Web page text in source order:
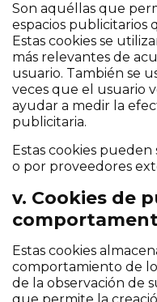
Son aquéllas que
espacios publicitarios
Estas cookies se
más relevantes de
usuario. También se
veces que el usuario
ayudar a medir la
publicitaria.
Estas cookies
o por proveedores
v. Cookies de
Estas cookies
comportamiento de
de la observación de